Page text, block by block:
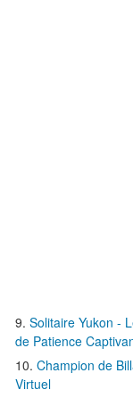
Solitaire Yukon -
de Patience
Champion de
Virtuel